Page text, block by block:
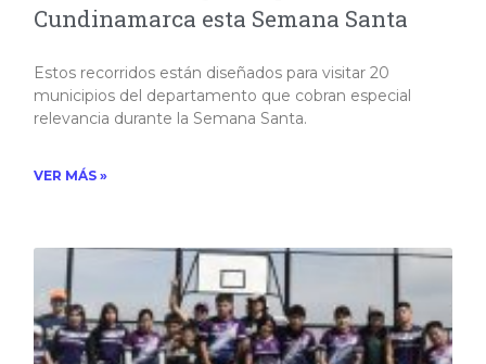
Cundinamarca esta Semana Santa
Estos recorridos están diseñados para visitar 20
municipios del departamento que cobran especial
relevancia durante la Semana Santa.
VER MÁS »